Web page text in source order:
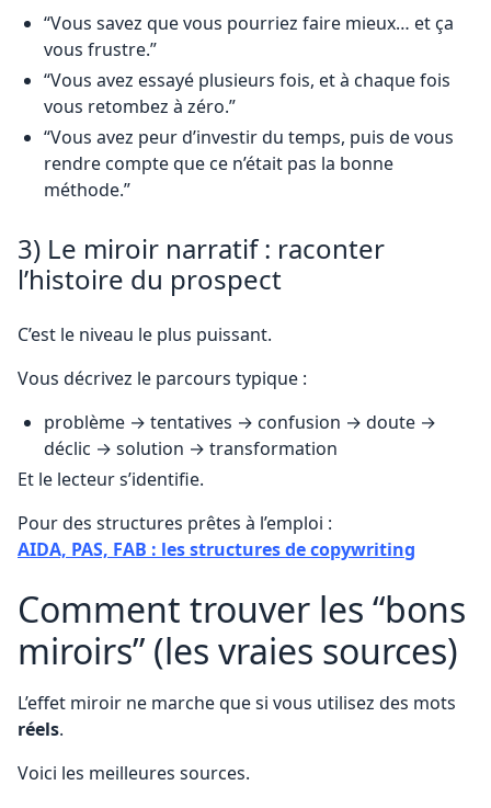
“Vous savez que vous pourriez faire mieux… et ça
vous frustre.”
“Vous avez essayé plusieurs fois, et à chaque fois
vous retombez à zéro.”
“Vous avez peur d’investir du temps, puis de vous
rendre compte que ce n’était pas la bonne
méthode.”
3) Le miroir narratif : raconter
l’histoire du prospect
C’est le niveau le plus puissant.
Vous décrivez le parcours typique :
problème → tentatives → confusion → doute →
déclic → solution → transformation
Et le lecteur s’identifie.
Pour des structures prêtes à l’emploi :
AIDA, PAS, FAB : les structures de copywriting
Comment trouver les “bons
miroirs” (les vraies sources)
L’effet miroir ne marche que si vous utilisez des mots
réels.
Voici les meilleures sources.